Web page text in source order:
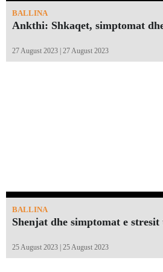
BALLINA
Ankthi: Shkaqet, simptomat
27 August 2023 | 27 August 2023
BALLINA
Shenjat dhe simptomat e stresit
25 August 2023 | 25 August 2023